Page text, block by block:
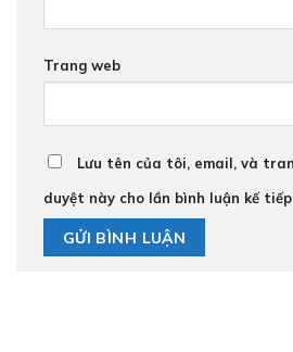
Trang web
Lưu tên của tôi, email, và
duyệt này cho lần bình luận kế